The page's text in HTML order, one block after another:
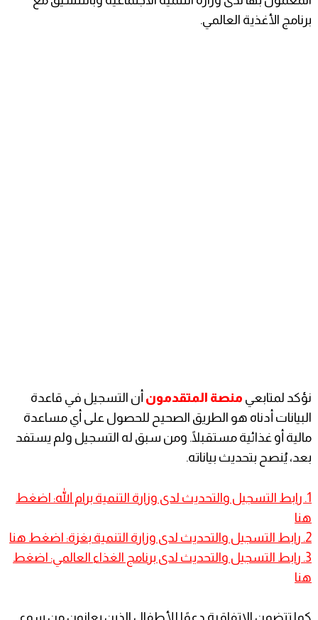
برنامج الأغذية العالمي.
نؤكد لمتابعي منصة المتقدمون أن التسجيل في قاعدة
البيانات أدناه هو الطريق الصحيح للحصول على أي مساعدة
مالية أو غذائية مستقبلًا. ومن سبق له التسجيل ولم يستفد
بعد، يُنصح بتحديث بياناته.
1. رابط التسجيل والتحديث لدى وزارة التنمية برام الله: اضغط
هنا
2. رابط التسجيل والتحديث لدى وزارة التنمية بغزة: اضغط هنا
3
. رابط التسجيل والتحديث لدى برنامج الغذاء العالمي: اضغط
هنا
كما تتضمن الاتفاقية دعمًا للأطفال الذين يعانون من سوء